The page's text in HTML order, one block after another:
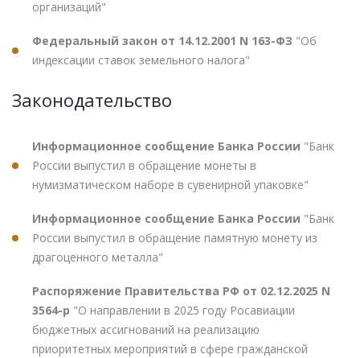
организаций"
Федеральный закон от 14.12.2001 N 163-ФЗ "Об
индексации ставок земельного налога"
Законодательство
Информационное сообщение Банка России "Банк
России выпустил в обращение монеты в
нумизматическом наборе в сувенирной упаковке"
Информационное сообщение Банка России "Банк
России выпустил в обращение памятную монету из
драгоценного металла"
Распоряжение Правительства РФ от 02.12.2025 N
3564-р "О направлении в 2025 году Росавиации
бюджетных ассигнований на реализацию
приоритетных мероприятий в сфере гражданской